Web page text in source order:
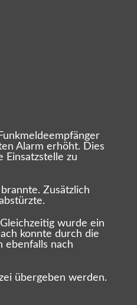
Alarm erhöht. Dies
Einsatzstelle zu
Zusätzlich
wurde ein
konnte durch die
ebenfalls nach
übergeben werden.